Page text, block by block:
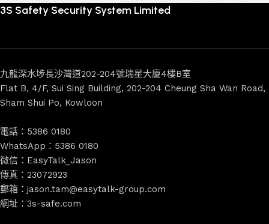
3S Safety Security System Limited
九龍深水埗長沙灣道202-204號瑞星大廈4樓B室
Flat B, 4/F, Sui Sing Building, 202-204 Cheung Sha Wan Road,
Sham Shui Po, Kowloon
電話：5386 0180
WhatsApp：5386 0180
微信：EasyTalk_Jason
傳真：23072923
郵箱：jason.tam@easytalk-group.com
網址：3s-safe.com